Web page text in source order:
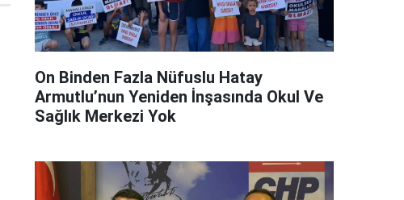
On Binden Fazla Nüfuslu Hatay
Armutlu’nun Yeniden İnşasında Okul Ve
Sağlık Merkezi Yok